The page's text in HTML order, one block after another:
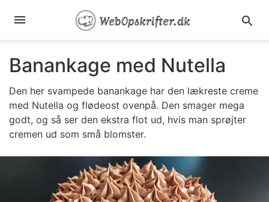
Banankage med Nutella
Den her svampede banankage har den lækreste creme
med Nutella og flødeost ovenpå. Den smager mega
godt, og så ser den ekstra flot ud, hvis man sprøjter
cremen ud som små blomster.